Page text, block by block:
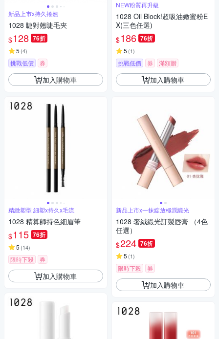
新品上市x持久捲翹
1028 睫對翹睫毛夾
$128 76折
5 (4)
挑戰低價 券
加入購物車
精緻塑型 細塑x持久x毛流
1028 精算師持色細眉筆
$115 76折
5 (14)
限時下殺 券
加入購物車
NEW粉質再升級
1028 Oil Block!超吸油嫩蜜粉E
X(三色任選)
$186 76折
5 (1)
挑戰低價 券 滿額贈
加入購物車
新品上市x一抹綻放極潤緞光
1028 奢絨緞光訂製唇膏 （4色
任選）
$224 76折
5 (1)
限時下殺 券
加入購物車